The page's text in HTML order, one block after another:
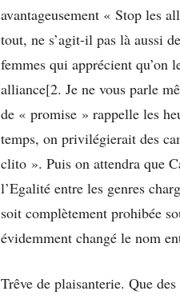
avantageusement « Stop les
tout, ne s’agit-il pas là aussi
femmes qui apprécient qu’on
alliance[2. Je ne vous parle
de « promise » rappelle les
temps, on privilégierait des
clito ». Puis on attendra que
l’Egalité entre les genres
soit complètement prohibée
évidemment changé le nom
Trêve de plaisanterie. Que